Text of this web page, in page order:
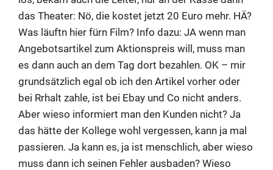
das Theater: Nö, die kostet jetzt 20 Euro mehr. HÄ?
Was läuftn hier fürn Film? Info dazu: JA wenn man
Angebotsartikel zum Aktionspreis will, muss man
es dann auch an dem Tag dort bezahlen. OK – mir
grundsätzlich egal ob ich den Artikel vorher oder
bei Rrhalt zahle, ist bei Ebay und Co nicht anders.
Aber wieso informiert man den Kunden nicht? Ja
das hätte der Kollege wohl vergessen, kann ja mal
passieren. Ja kann es, ja ist menschlich, aber wieso
muss dann ich seinen Fehler ausbaden? Wieso